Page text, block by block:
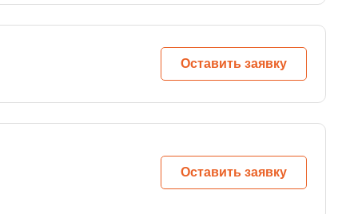
Оставить заявку
Оставить заявку